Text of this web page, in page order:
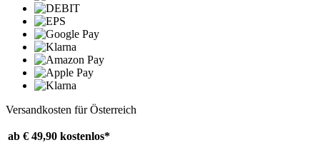
Versandkosten für Österreich
ab € 49,90 kostenlos*